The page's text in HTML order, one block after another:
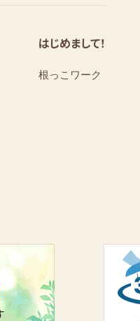
はじめまして！
根っこワーク